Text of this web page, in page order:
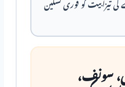
تیزابیت کو فوری تسکین
سونف،